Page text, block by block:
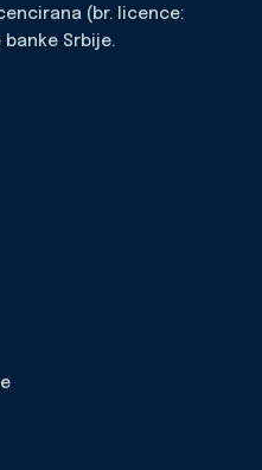
(br. licence:
Srbije.